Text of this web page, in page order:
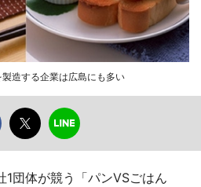
造する企業は広島にも多い
団体が競う「パンVSごはん